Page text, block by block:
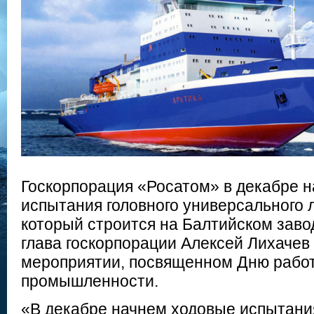
Госкорпорация «Росатом» в декабре
испытания головного универсального
который строится на Балтийском
глава госкорпорации Алексей
мероприятии, посвященном Дню
промышленности.
«В декабре начнем ходовые